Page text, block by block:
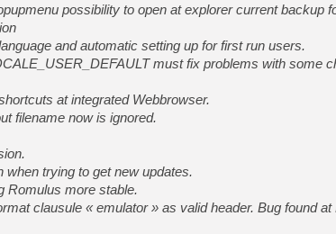
possibility to open at explorer current backup
and automatic setting up for first run users.
must fix problems with some
at integrated Webbrowser.
filename now is ignored.
trying to get new updates.
Romulus more stable.
clausule « emulator » as valid header. Bug found at